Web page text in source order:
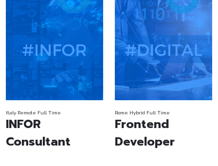
Italy Remote Full Time
INFOR
Consultant
Rome Hybrid Full Time
Frontend
Developer